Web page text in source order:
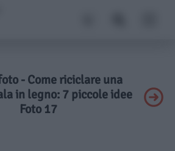
- Come riciclare una
in legno: 7 piccole idee
Foto 17